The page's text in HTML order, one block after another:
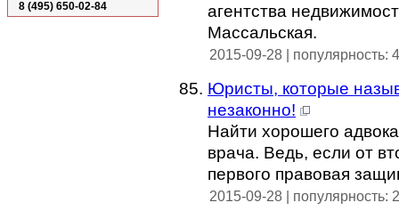
8 (495) 650-02-84
агентства
Массальская.
2015-09-28 | популярность:
Юристы, которые
незаконно!
Найти хорошего
врача. Ведь, если от
первого правовая
2015-09-28 | популярность: